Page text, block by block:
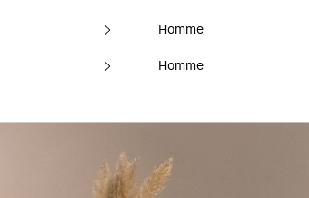
Homme
Homme